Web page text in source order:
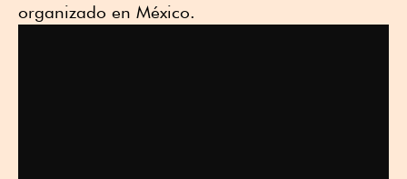
organizado en México.